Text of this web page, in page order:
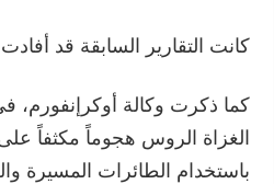
كانت التقارير السابقة قد أفادت
الغزاة الروس هجوماً مكثفاً
باستخدام الطائرات المسيرة